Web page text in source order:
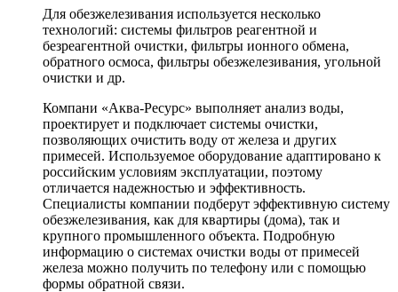
Для обезжелезивания используется несколько
технологий: системы фильтров реагентной и
безреагентной очистки, фильтры ионного обмена,
обратного осмоса, фильтры обезжелезивания, угольной
очистки и др.
Компани «Аква-Ресурс» выполняет анализ воды,
проектирует и подключает системы очистки,
позволяющих очистить воду от железа и других
примесей. Используемое оборудование адаптировано к
российским условиям эксплуатации, поэтому
отличается надежностью и эффективность.
Специалисты компании подберут эффективную систему
обезжелезивания, как для квартиры (дома), так и
крупного промышленного объекта. Подробную
информацию о системах очистки воды от примесей
железа можно получить по телефону или с помощью
формы обратной связи.